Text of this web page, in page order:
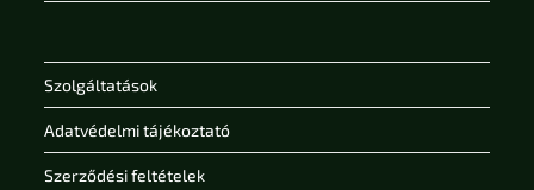
Szolgáltatások
Adatvédelmi tájékoztató
Szerződési feltételek